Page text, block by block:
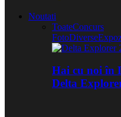
Noutati
ToateConcurs
FotoDiverse
Hai cu noi în
Delta